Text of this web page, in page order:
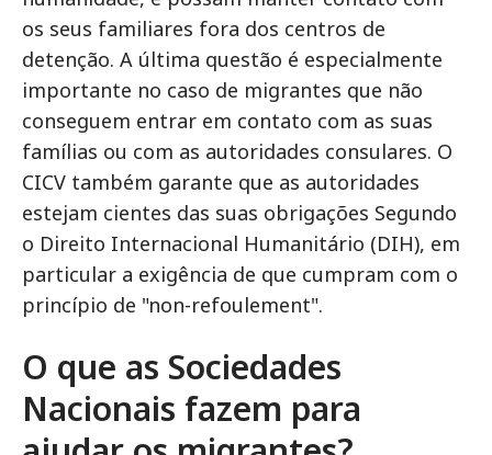
os seus familiares fora dos centros de
detenção. A última questão é especialmente
importante no caso de migrantes que não
conseguem entrar em contato com as suas
famílias ou com as autoridades consulares. O
CICV também garante que as autoridades
estejam cientes das suas obrigações Segundo
o Direito Internacional Humanitário (DIH), em
particular a exigência de que cumpram com o
princípio de "non-refoulement".
O que as Sociedades
Nacionais fazem para